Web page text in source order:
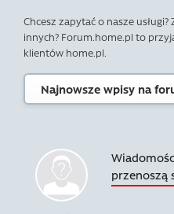
Chcesz zapytać o nasze
innych? Forum.home.pl to
klientów home.pl.
Najnowsze wpisy na
przenoszą